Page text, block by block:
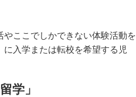
ここでしかできない体験活動を
入学または転校を希望する児
学」